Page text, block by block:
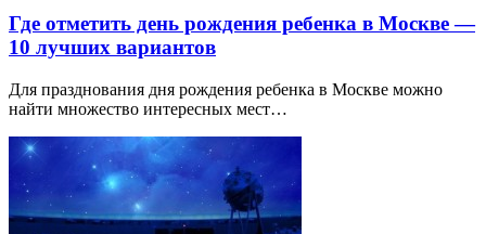
Где отметить день рождения ребенка в Москве —
10 лучших вариантов
Для празднования дня рождения ребенка в Москве можно
найти множество интересных мест…